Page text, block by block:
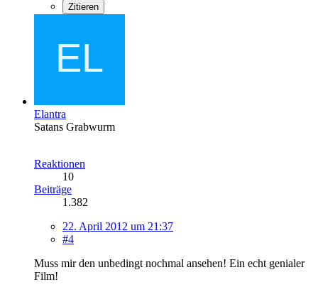
Zitieren
Elantra
Satans Grabwurm
Reaktionen
10
Beiträge
1.382
22. April 2012 um 21:37
#4
Muss mir den unbedingt nochmal ansehen! Ein echt genialer
Film!